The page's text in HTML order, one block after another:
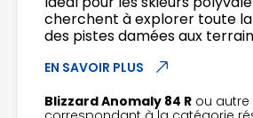
cherchent à explorer toute
des pistes damées aux
EN SAVOIR PLUS
Blizzard Anomaly 84 R ou